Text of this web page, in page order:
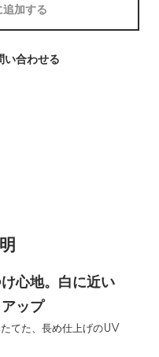
加する
い合わせる
心地。白に近い
ップ
てた、長め仕上げのUV